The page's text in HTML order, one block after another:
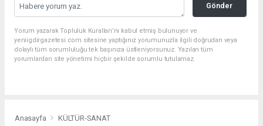
Gönder
Yorum yazarak Topluluk Kuralları’nı kabul etmiş bulunuyor ve
yeniigdirgazetesi.com sitesine yaptığınız yorumunuzla ilgili doğrudan veya
dolaylı tüm sorumluluğu tek başınıza üstleniyorsunuz. Yazılan tüm
yorumlardan site yönetimi hiçbir şekilde sorumlu tutulamaz.
Anasayfa KÜLTÜR-SANAT